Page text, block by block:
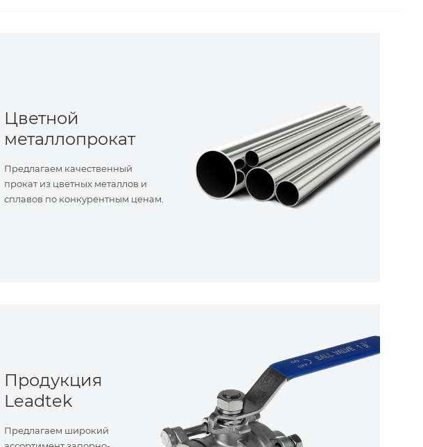
Цветной
металлопрокат
Предлагаем качественный
прокат из цветных металлов и
сплавов по конкурентным ценам.
Продукция
Leadtek
Предлагаем широкий